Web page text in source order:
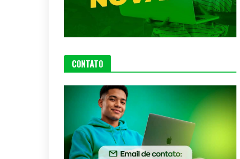
CONTATO